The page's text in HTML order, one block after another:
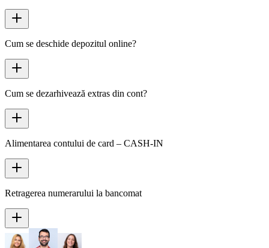
Cum se deschide depozitul online?
Cum se dezarhivează extras din cont?
Alimentarea contului de card – CASH-IN
Retragerea numerarului la bancomat